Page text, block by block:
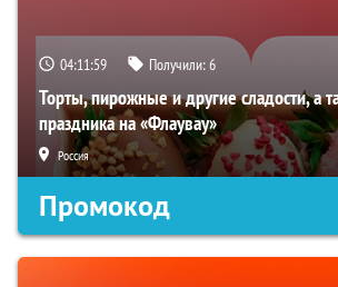
04:11:58 Получили:6
Торты, пирожные и другие сладости, а
праздника на «Флаувау»
Россия
Промокод